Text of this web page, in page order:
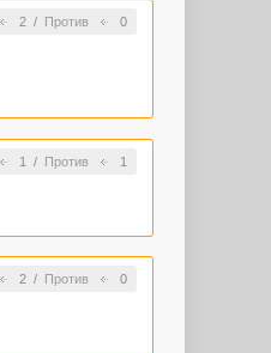
2/ Против 0
1 / Против 1
2/ Против 0